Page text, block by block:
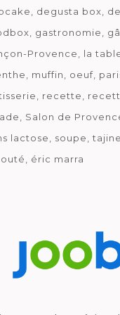
degusta box
gastronomie
Provence
la
muffin oeuf
recette
Salon de
lactose
soupe tajine
éric marra